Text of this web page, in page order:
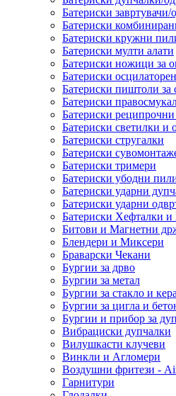
Батериски завртувачи/
Батериски
Батериски кружни
Батериски мулти алати
Батериски ножици за
Батериски
Батериски пиштоли за
Батериски
Батериски
Батериски светилки и
Батериски стругалки
Батериски
Батериски тримери
Батериски убодни
Батериски ударни
Батериски ударни
Батериски Хефталки и
Битови и Магнетни
Блендери и Миксери
Браварски Чекани
Бургии за дрво
Бургии за метал
Бургии за стакло и
Бургии за цигла и
Бургии и прибор за
Вибрациски дупчалки
Вилушкасти клучеви
Винкли и Агломери
Воздушни фритези -
Гарнитури